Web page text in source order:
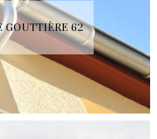
GOUTTIÈRE 62